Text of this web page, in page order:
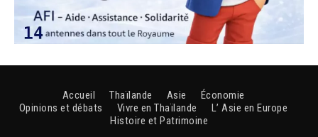
Accueil Thaïlande Asie
Économie
Opinions et débats
Vivre en Thaïlande
L’ Asie en Europe
Histoire et Patrimoine